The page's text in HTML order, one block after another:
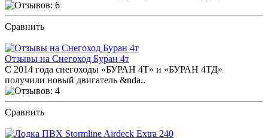
Сравнить
Отзывы на Снегоход Буран 4т
С 2014 года снегоходы «БУРАН 4Т» и «БУРАН 4ТД»
получили новый двигатель &nda..
Сравнить